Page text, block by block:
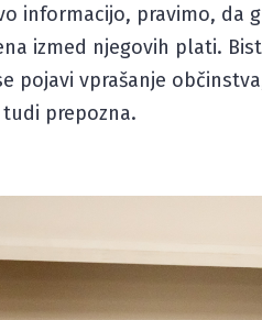
informacijo, pravimo, da
izmed njegovih plati.
pojavi vprašanje
tudi prepozna.